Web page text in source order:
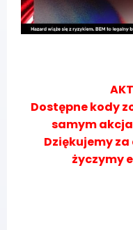
Dostępne kody
samym
Dziękujemy
życzymy